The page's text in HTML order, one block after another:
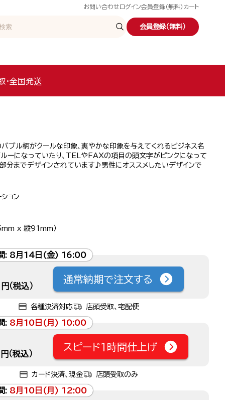
お問い合わせ ログイン会員登録（無料） カート
会員登録（無料）
・全国発送
ブル柄がクールな印象、爽やかな印象を与えてくれるビジネス名
ルーになっていたり、TELやFAXの項目の頭文字がピンクになって
分までデザインされています♪男性にオススメしたいデザインで
ョン
x 縦91mm）
: 8月14日(金) 16:00
円（税込）
通常納期で注文する
各種決済対応 店頭受取、宅配便
: 8月10日(月) 10:00
円（税込）
スピード1時間仕上げ
カード決済、現金 店頭受取のみ
: 8月10日(月) 12:00